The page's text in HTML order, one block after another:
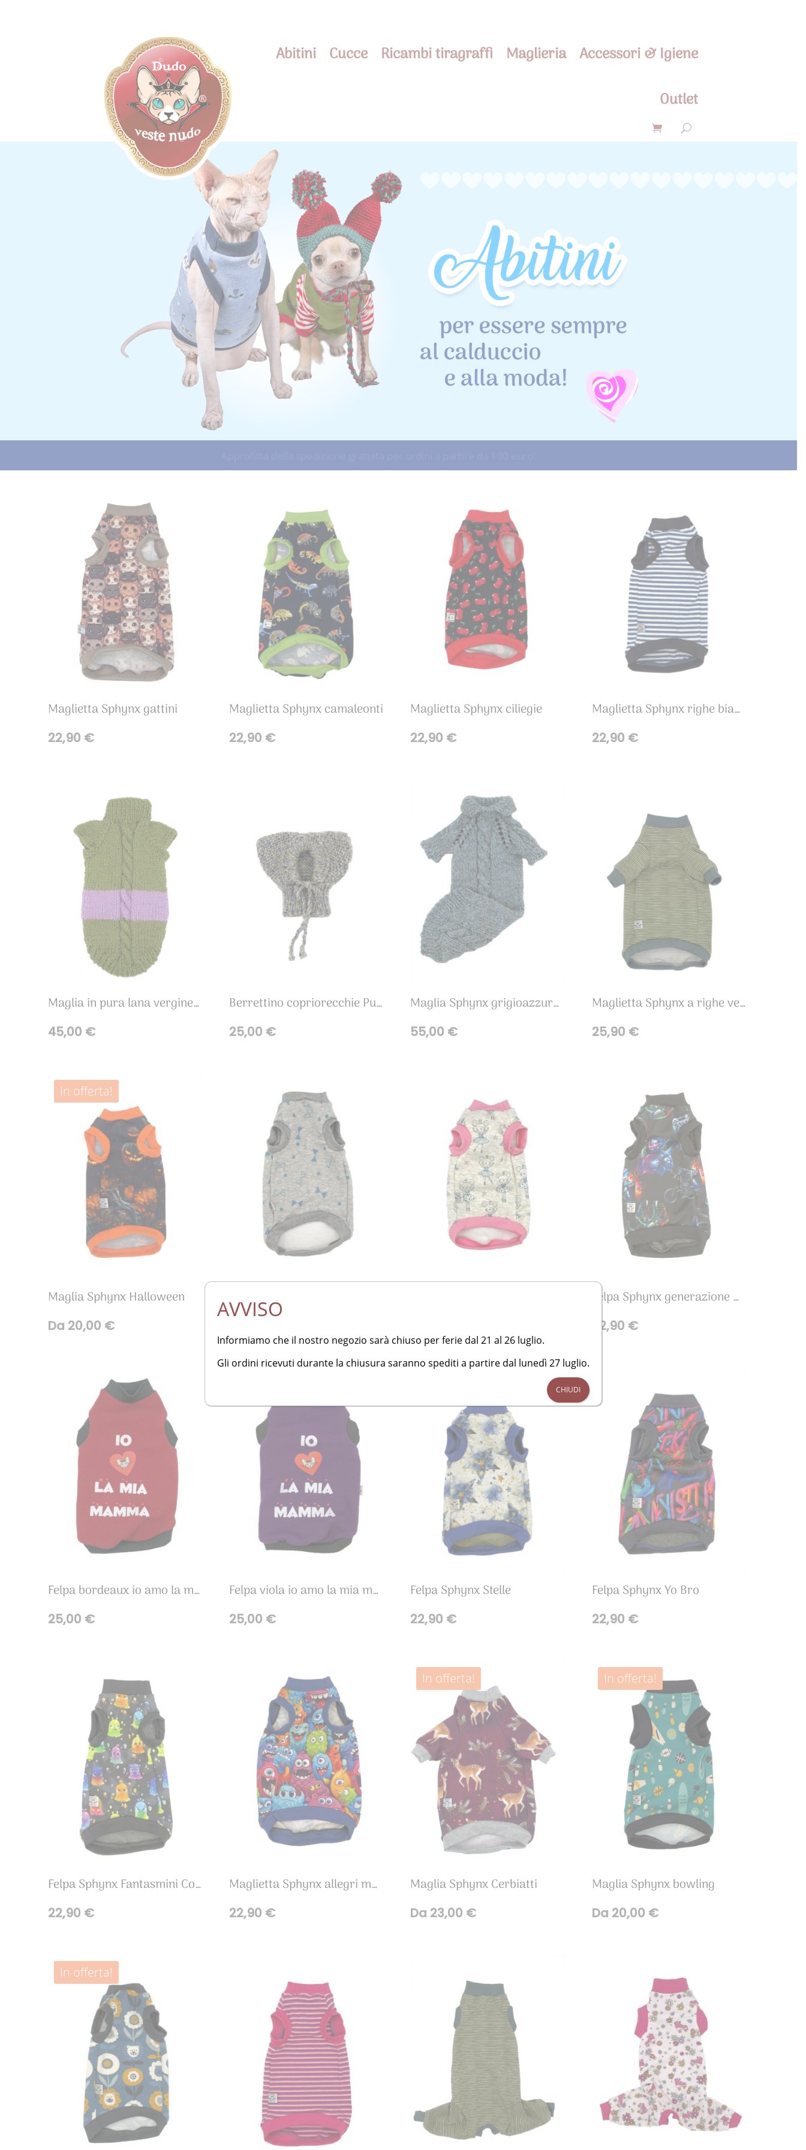
Abitini Cucce Ricambi tiragraffi Maglieria Accessori & Igiene
Outlet
Maglietta Sphynx gattini
22,90 €
Maglietta Sphynx camaleonti
22,90 €
Maglietta Sphynx ciliegie
22,90 €
Maglietta Sphynx righe bianco e blu
22,90 €
Maglia in pura lana vergine verde lilla
45,00 €
Berrettino copriorecchie Pura Lana Merinos/alpaca
25,00 €
Maglia Sphynx grigioazzurra merinos/alpaca
55,00 €
Maglietta Sphynx a righe verde militare
25,90 €
In offerta!
Maglia Sphynx Halloween
Da 20,00 €
Felpa Sphynx fiocchi azzurri Felpa Sphynx generazione Alfa
22,90 €
Felpa bordeaux io amo la mia mamma
25,00 €
Felpa viola io amo la mia mamma
25,00 €
Felpa Sphynx Stelle
22,90 €
Felpa Sphynx Yo Bro
22,90 €
Felpa Sphynx Fantasmini Colorati
22,90 €
Maglietta Sphynx allegri mostri
22,90 €
In offerta!
Maglia Sphynx Cerbiatti
Da 23,00 €
In offerta!
Maglia Sphynx bowling
Da 20,00 €
In offerta!
AVVISO
Informiamo che il nostro negozio sarà chiuso per ferie dal 21 al 26 luglio.
Gli ordini ricevuti durante la chiusura saranno spediti a partire dal lunedì 27 luglio.
CHIUDI